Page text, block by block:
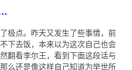
极点。昨天又发生了些事情，前
下去饭，本来以为这次自己也会
翻看李尔王，看到下面这段话与
么还是像这样自己知道为举世所